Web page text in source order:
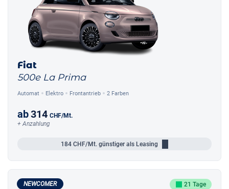
Fiat
500e La Prima
Automat Elektro Frontantrieb 2 Farben
ab314 CHF/Mt.
+ Anzahlung
184 CHF/Mt. günstiger als Leasing
NEWCOMER 21 Tage